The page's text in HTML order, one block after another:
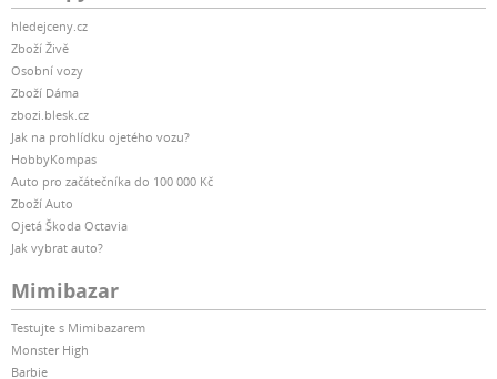
hledejceny.cz
Zboží Živě
Osobní vozy
Zboží Dáma
zbozi.blesk.cz
Jak na prohlídku ojetého vozu?
HobbyKompas
Auto pro začátečníka do 100 000 Kč
Zboží Auto
Ojetá Škoda Octavia
Jak vybrat auto?
Mimibazar
Testujte s Mimibazarem
Monster High
Barbie